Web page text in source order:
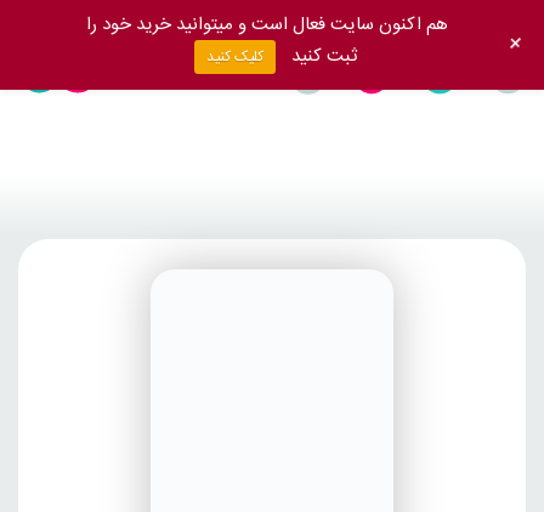
هم اکنون سایت فعال است و میتوانید خرید خود را
ثبت کنید
کلیک کنید +